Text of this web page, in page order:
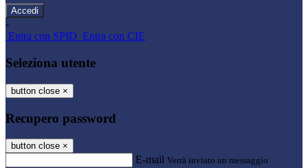
-
Entra con SPID Entra con CIE
Seleziona utente
button close ×
Recupero password
button close ×
E-mail Verrà inviato un messaggio